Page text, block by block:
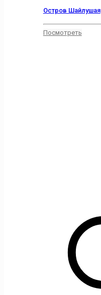
Остров Шайлушая
Посмотреть